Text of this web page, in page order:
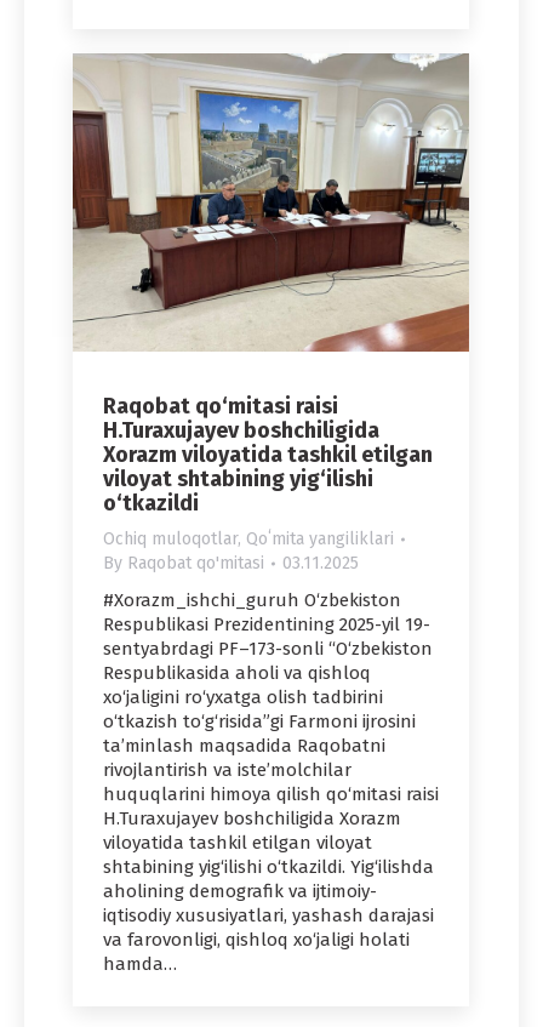
Raqobat qo‘mitasi raisi
H.Turaxujayev boshchiligida
Xorazm viloyatida tashkil etilgan
viloyat shtabining yig‘ilishi
o‘tkazildi
Ochiq muloqotlar, Qoʻmita yangiliklari
By Raqobat qo'mitasi 03.11.2025
#Xorazm_ishchi_guruh O‘zbekiston
Respublikasi Prezidentining 2025-yil 19-
sentyabrdagi PF–173-sonli “O‘zbekiston
Respublikasida aholi va qishloq
xo‘jaligini ro‘yxatga olish tadbirini
o‘tkazish to‘g‘risida”gi Farmoni ijrosini
ta’minlash maqsadida Raqobatni
rivojlantirish va iste’molchilar
huquqlarini himoya qilish qo‘mitasi raisi
H.Turaxujayev boshchiligida Xorazm
viloyatida tashkil etilgan viloyat
shtabining yig‘ilishi o‘tkazildi. Yig‘ilishda
aholining demografik va ijtimoiy-
iqtisodiy xususiyatlari, yashash darajasi
va farovonligi, qishloq xo‘jaligi holati
hamda…